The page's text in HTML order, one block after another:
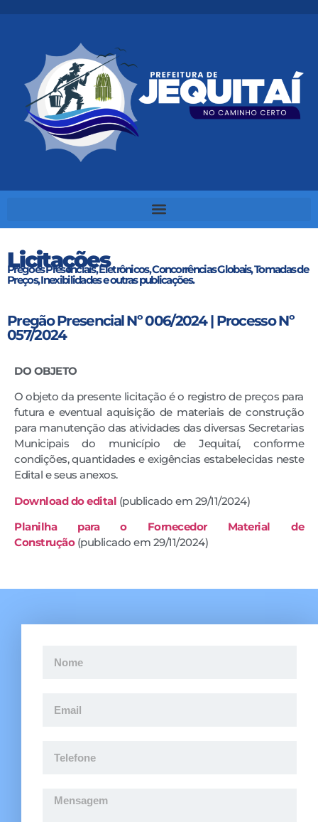
Licitações
Pregões Presenciais, Eletrônicos, Concorrências Globais, Tomadas de
Preços, Inexibilidades e outras publicações.
Pregão Presencial Nº 006/2024 | Processo Nº
057/2024
DO OBJETO
O objeto da presente licitação é o registro de preços para
futura e eventual aquisição de materiais de construção
para manutenção das atividades das diversas Secretarias
Municipais do município de Jequitaí, conforme
condições, quantidades e exigências estabelecidas neste
Edital e seus anexos.
Download do edital (publicado em 29/11/2024)
Planilha para o Fornecedor Material de
Construção(publicado em 29/11/2024)